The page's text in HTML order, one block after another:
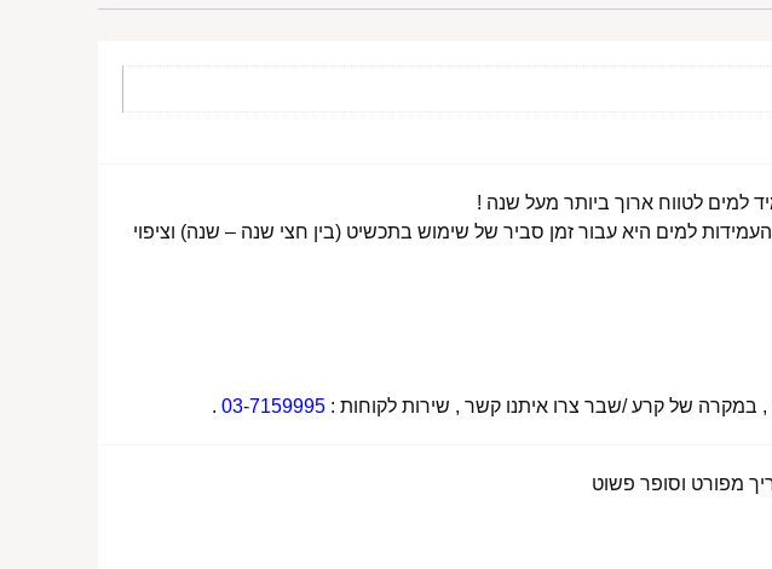
למים היא עבור זמן סביר של שימוש בתכשיט (בין חצי שנה – שנה) וציפוי
במקרה של קרע /שבר צרו איתנו קשר , שירות לקוחות : 03-7159995
.
מפורט וסופר פשוט